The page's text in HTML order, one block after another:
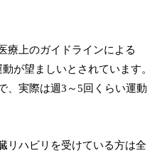
療上のガイドラインによる
が望ましいとされています。
、実際は週3～5回くらい運動
リハビリを受けている方は全